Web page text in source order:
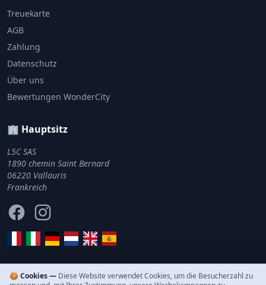
Treuekarte
AGB
Zahlung
Datenschutz
Über uns
Bewertungen WonderCity
🏢 Hauptsitz
L5C SAS
1890 chemin Saint Bernard
06220 Vallauris
Frankreich
FacebookInstagram
🍪 Cookies — Diese Website verwendet Cookies, um die Besucherzahl zu